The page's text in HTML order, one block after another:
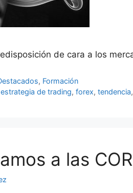
de cara a los
, Formación
estrategia de trading,forex,tendencia
a las